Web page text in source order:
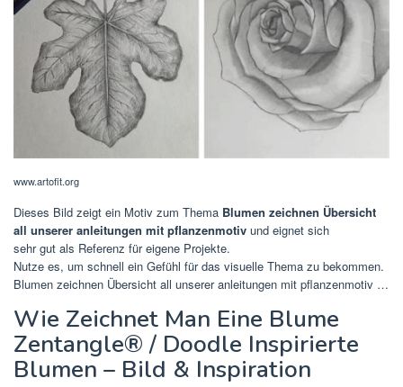
www.artofit.org
Dieses Bild zeigt ein Motiv zum Thema Blumen zeichnen Übersicht
all unserer anleitungen mit pflanzenmotiv und eignet sich
sehr gut als Referenz für eigene Projekte.
Nutze es, um schnell ein Gefühl für das visuelle Thema zu bekommen.
Blumen zeichnen Übersicht all unserer anleitungen mit pflanzenmotiv …
Wie Zeichnet Man Eine Blume
Zentangle® / Doodle Inspirierte
Blumen – Bild & Inspiration